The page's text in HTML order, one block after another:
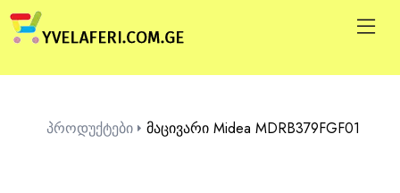
პროდუქტები მაცივარი Midea MDRB379FGF01